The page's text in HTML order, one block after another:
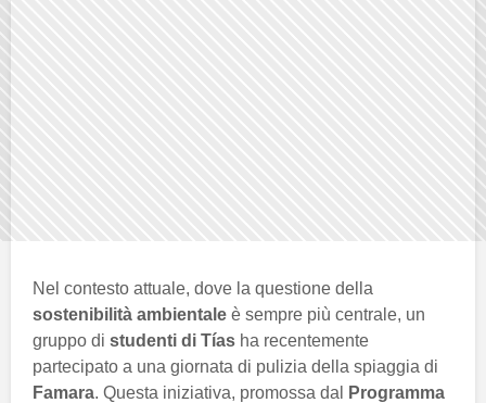
Nel contesto attuale, dove la questione della
sostenibilità ambientale è sempre più centrale, un
gruppo di studenti di Tías ha recentemente
partecipato a una giornata di pulizia della spiaggia di
Famara. Questa iniziativa, promossa dal
Programma